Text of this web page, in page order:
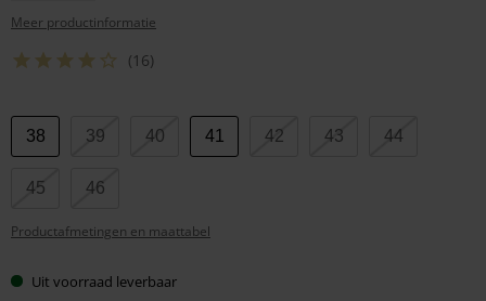
Meer productinformatie
(16)
Kies
je
maat
38 39 40 41 42 43 44
45 46
Productafmetingen en maattabel
Uit voorraad leverbaar